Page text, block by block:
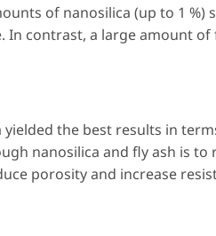
of nanosilica (up to 1
contrast, a large amount of
the best results in
nanosilica and fly ash is
porosity and increase